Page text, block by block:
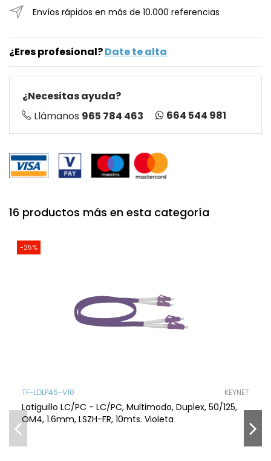
Envíos rápidos en más de 10.000 referencias
¿Eres profesional?Date te alta
¿Necesitas ayuda?
Llámanos 965 784 463 664 544 981
16 productos más en esta categoría
-25%
TF-LDLP45-V10 KEYNET
Latiguillo LC/PC - LC/PC, Multimodo, Duplex, 50/125,
OM4, 1.6mm, LSZH-FR, 10mts. Violeta